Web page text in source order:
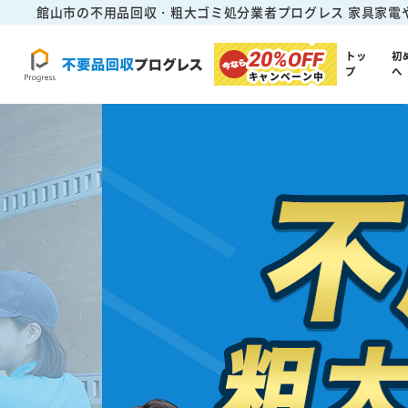
館山市の不用品回収・粗大ゴミ処分業者プログレス 家具家電
20%OFF
キャンペーン中
トッ
プ
初
へ